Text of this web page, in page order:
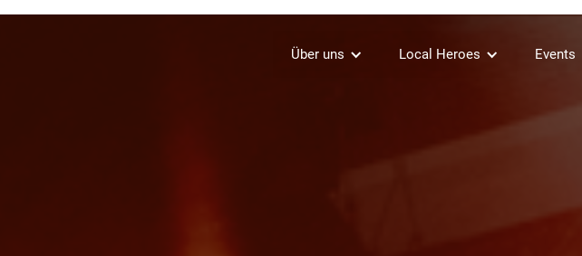
Über uns Local Heroes Events